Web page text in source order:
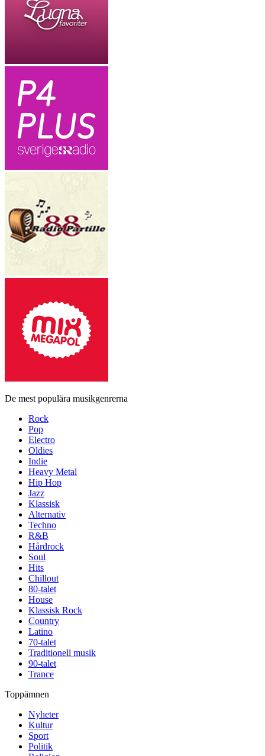
De mest populära musikgenrerna
Rock
Pop
Electro
Oldies
Indie
Heavy Metal
Hip Hop
Jazz
Klassisk
Alternativ
Techno
R&B
Hårdrock
Soul
Hits
Chillout
80-talet
House
Klassisk Rock
Country
Latino
70-talet
Traditionell musik
90-talet
Trance
Toppämnen
Nyheter
Kultur
Sport
Politik